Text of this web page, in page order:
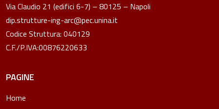
Via Claudio 21 (edifici 6-7) – 80125 – Napoli
dip.strutture-ing-arc@pec.unina.it
Codice Struttura: 040129
C.F./P.IVA:00876220633
PAGINE
Home